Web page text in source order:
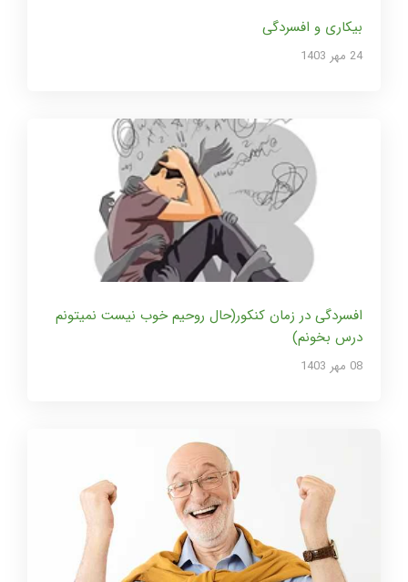
بیکاری و افسردگی
24 مهر 1403
افسردگی در زمان کنکور(حال روحیم خوب نیست نمیتونم
درس بخونم)
08 مهر 1403